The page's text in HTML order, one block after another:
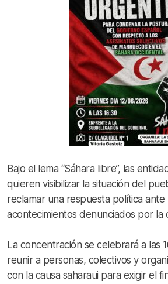
Bajo el lema “Sáhara libre”, las
quieren visibilizar la situación del
reclamar una respuesta política ante
acontecimientos denunciados por la
La concentración se celebrará a las
reunir a personas, colectivos y
con la causa saharaui para exigir el